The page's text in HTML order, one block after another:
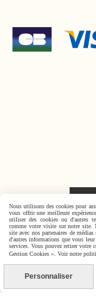
Mentions
Politique de
Nous utilisons des cookies pour
vous offrir une meilleure
utiliser des cookies ou d'autres
comme votre visite sur notre site.
site avec nos partenaires de
d'autres informations que vous
services. Vous pouvez retirer votre
Gestion Cookies ». Voir notre
Personnaliser